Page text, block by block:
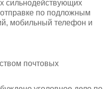
сильнодействующих
по подложным
мобильный телефон и
почтовых